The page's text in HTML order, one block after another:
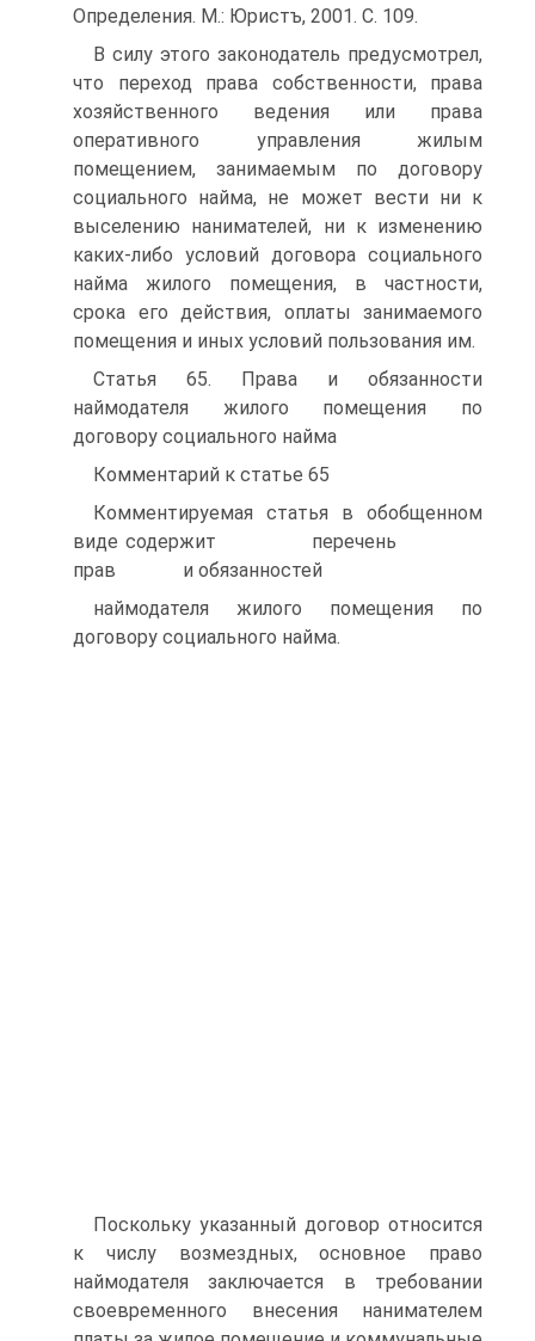
Определения. М.: Юристъ, 2001. С. 109.
В силу этого законодатель предусмотрел,
что переход права собственности, права
хозяйственного ведения или права
оперативного управления жилым
помещением, занимаемым по договору
социального найма, не может вести ни к
выселению нанимателей, ни к изменению
каких-либо условий договора социального
найма жилого помещения, в частности,
срока его действия, оплаты занимаемого
помещения и иных условий пользования им.
Статья 65. Права и обязанности
наймодателя жилого помещения по
договору социального найма
Комментарий к статье 65
Комментируемая статья в обобщенном
виде содержит перечень
прав и обязанностей
наймодателя жилого помещения по
договору социального найма.
Поскольку указанный договор относится
к числу возмездных, основное право
наймодателя заключается в требовании
своевременного внесения нанимателем